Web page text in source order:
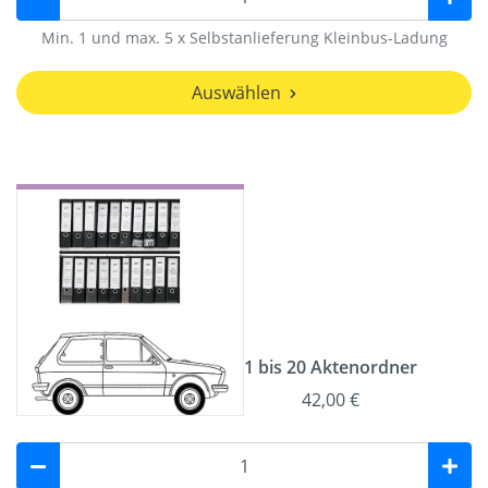
Min. 1 und max. 5 x Selbstanlieferung Kleinbus-Ladung
Auswählen
1 bis 20 Aktenordner
42,00 €